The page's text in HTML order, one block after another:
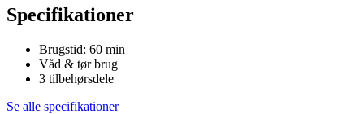
Specifikationer
Brugstid: 60 min
Våd & tør brug
3 tilbehørsdele
Se alle specifikationer